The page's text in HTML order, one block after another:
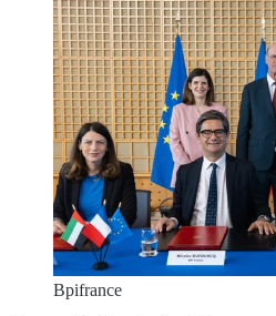
Bpifrance